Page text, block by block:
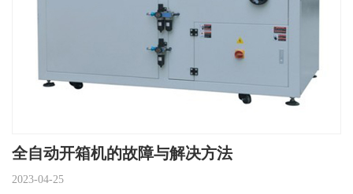
全自动开箱机的故障与解决方法
2023-04-25